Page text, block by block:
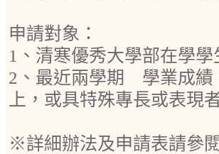
申請對象：
1、清寒優秀大學部在學
2、最近兩學期 學業成績
上，或具特殊專長或表現
※詳細辦法及申請表請參